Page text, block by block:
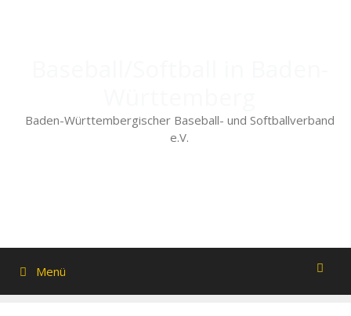
Baden-Württembergischer Baseball- und Softballverband
e.V.
Menü